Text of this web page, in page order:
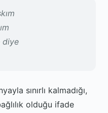
diye
sınırlı kalmadığı,
olduğu ifade